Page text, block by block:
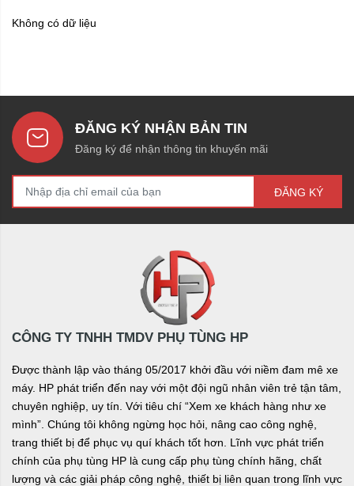
Không có dữ liệu
ĐĂNG KÝ NHẬN BẢN TIN
Đăng ký để nhận thông tin khuyến mãi
ĐĂNG KÝ
CÔNG TY TNHH TMDV PHỤ TÙNG HP
Được thành lập vào tháng 05/2017 khởi đầu với niềm đam mê xe
máy. HP phát triển đến nay với một đội ngũ nhân viên trẻ tận tâm,
chuyên nghiệp, uy tín. Với tiêu chí “Xem xe khách hàng như xe
mình”. Chúng tôi không ngừng học hỏi, nâng cao công nghệ,
trang thiết bị để phục vụ quí khách tốt hơn. Lĩnh vực phát triển
chính của phụ tùng HP là cung cấp phụ tùng chính hãng, chất
lượng và các giải pháp công nghệ, thiết bị liên quan trong lĩnh vực